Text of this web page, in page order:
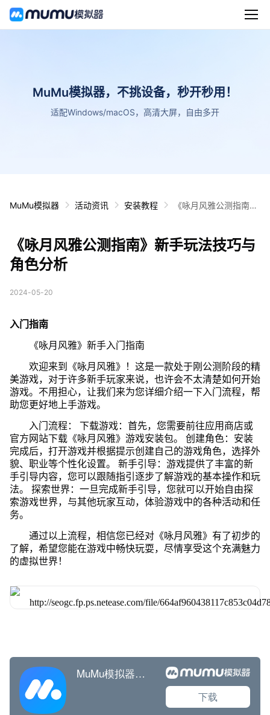
MuMu模拟器，不挑设备，秒开秒用！
适配Windows/macOS，高清大屏，自由多开
MuMu模拟器 活动资讯 安装教程
《咏月风雅公测指南》
《咏月风雅公测指南》新手玩法技巧与
角色分析
2024-05-20
入门指南
《咏月风雅》新手入门指南
欢迎来到《咏月风雅》！这是一款处于刚公测阶段的精
美游戏，对于许多新手玩家来说，也许会不太清楚如何开始
游戏。不用担心，让我们来为您详细介绍一下入门流程，帮
助您更好地上手游戏。
入门流程： 下载游戏：首先，您需要前往应用商店或
官方网站下载《咏月风雅》游戏安装包。 创建角色：安装
完成后，打开游戏并根据提示创建自己的游戏角色，选择外
貌、职业等个性化设置。 新手引导：游戏提供了丰富的新
手引导内容，您可以跟随指引逐步了解游戏的基本操作和玩
法。 探索世界：一旦完成新手引导，您就可以开始自由探
索游戏世界，与其他玩家互动，体验游戏中的各种活动和任
务。
通过以上流程，相信您已经对《咏月风雅》有了初步的
了解，希望您能在游戏中畅快玩耍，尽情享受这个充满魅力
的虚拟世界！